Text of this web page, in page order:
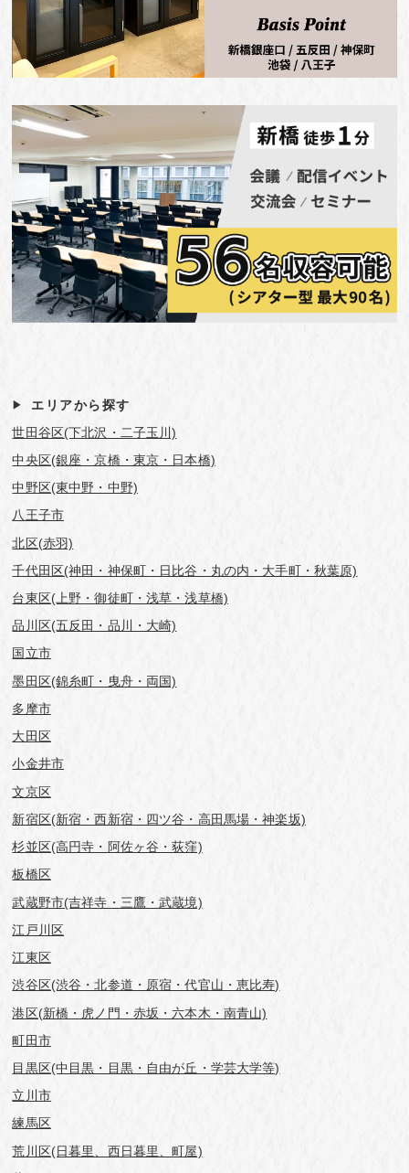
エリアから探す
世田谷区(下北沢・二子玉川)
中央区(銀座・京橋・東京・日本橋)
中野区(東中野・中野)
八王子市
北区(赤羽)
千代田区(神田・神保町・日比谷・丸の内・大手町・秋葉原)
台東区(上野・御徒町・浅草・浅草橋)
品川区(五反田・品川・大崎)
国立市
墨田区(錦糸町・曳舟・両国)
多摩市
大田区
小金井市
文京区
新宿区(新宿・西新宿・四ツ谷・高田馬場・神楽坂)
杉並区(高円寺・阿佐ヶ谷・荻窪)
板橋区
武蔵野市(吉祥寺・三鷹・武蔵境)
江戸川区
江東区
渋谷区(渋谷・北参道・原宿・代官山・恵比寿)
港区(新橋・虎ノ門・赤坂・六本木・南青山)
町田市
目黒区(中目黒・目黒・自由が丘・学芸⼤学等)
立川市
練馬区
荒川区(日暮里、西日暮里、町屋)